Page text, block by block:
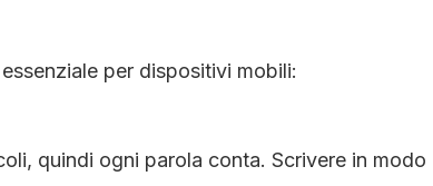
per dispositivi mobili:
quindi ogni parola conta. Scrivere in modo